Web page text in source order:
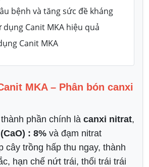
bệnh và tăng sức đề kháng
Canit MKA hiệu quả
Canit MKA
MKA – Phân bón canxi
phần chính là canxi nitrat,
(CaO) : 8% và đạm nitrat
cây trồng hấp thu ngay, thành
hạn chế nứt trái, thối trái trái